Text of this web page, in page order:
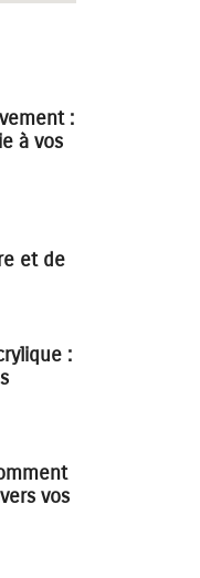
:
à vos
et de
:
vos